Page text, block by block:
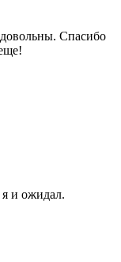
довольны. Спасибо
и ожидал.